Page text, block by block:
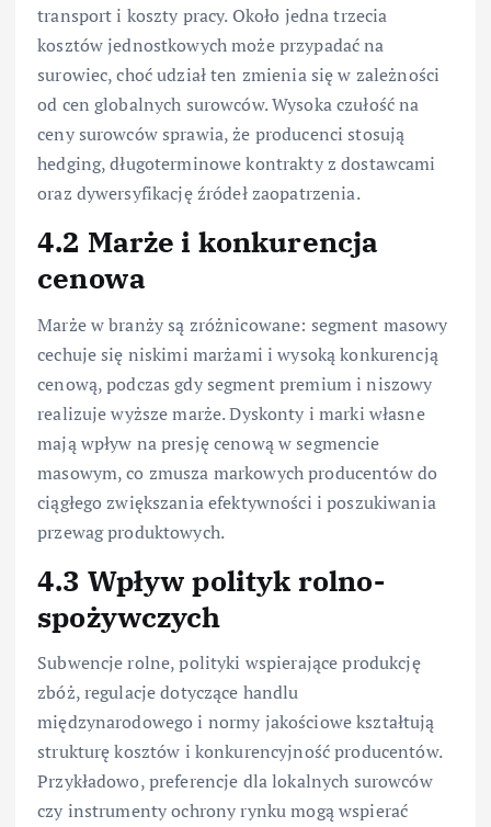
transport i koszty pracy. Około jedna trzecia
kosztów jednostkowych może przypadać na
surowiec, choć udział ten zmienia się w zależności
od cen globalnych surowców. Wysoka czułość na
ceny surowców sprawia, że producenci stosują
hedging, długoterminowe kontrakty z dostawcami
oraz dywersyfikację źródeł zaopatrzenia.
4.2 Marże i konkurencja
cenowa
Marże w branży są zróżnicowane: segment masowy
cechuje się niskimi marżami i wysoką konkurencją
cenową, podczas gdy segment premium i niszowy
realizuje wyższe marże. Dyskonty i marki własne
mają wpływ na presję cenową w segmencie
masowym, co zmusza markowych producentów do
ciągłego zwiększania efektywności i poszukiwania
przewag produktowych.
4.3 Wpływ polityk rolno-
spożywczych
Subwencje rolne, polityki wspierające produkcję
zbóż, regulacje dotyczące handlu
międzynarodowego i normy jakościowe kształtują
strukturę kosztów i konkurencyjność producentów.
Przykładowo, preferencje dla lokalnych surowców
czy instrumenty ochrony rynku mogą wspierać